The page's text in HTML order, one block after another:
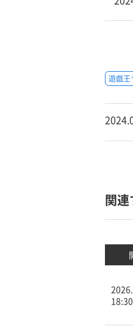
遊戯王
関
18:30